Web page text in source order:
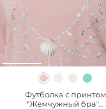
Футболка с принтом
"Жемчужный бра"...